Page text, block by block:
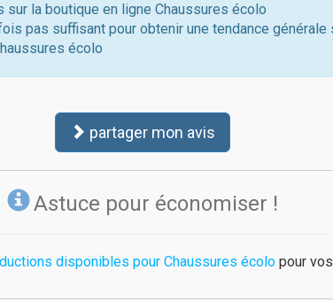
sur la boutique en ligne Chaussures écolo
pas suffisant pour obtenir une tendance générale
écolo
partager mon avis
Astuce pour économiser !
disponibles pour Chaussures écolo pour